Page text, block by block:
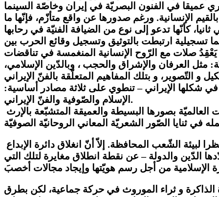
الإنسانية. ورغم صدورها عن واقع متأزّم، فإنّها ما
كأنّها تدعو إلى نوع من الضيافة الفنيّة في رحابها
تسجيلية ارتبطت بالتوثيق وتسجيل وقائع الحرب بين
صلات مع الرّوح الإنسانية المنغمسة في تناقضات
مثل العرفان والإشراق والحجب ، وبالدّين الإسلامي،
التّصوير، و بتلك المفاهيم المتعلّقة بالفنّ الإيراني
شكلها الإيراني – تنطوي على ثلاثة مصادر أساسية:
الإسلام والصّوفية والفنّ الإيراني.
الدّين والدولة – عن نقطة انطلاق مغايرة لتلك التي
و ثراء الموروث في حركة جماعية، لكن بطرق